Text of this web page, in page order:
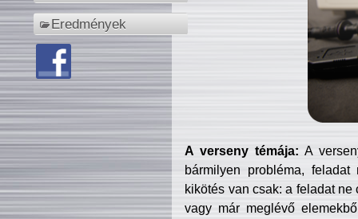
Eredmények
A verseny témája: A
bármilyen probléma, feladat
kikötés van csak: a feladat
vagy már meglévő